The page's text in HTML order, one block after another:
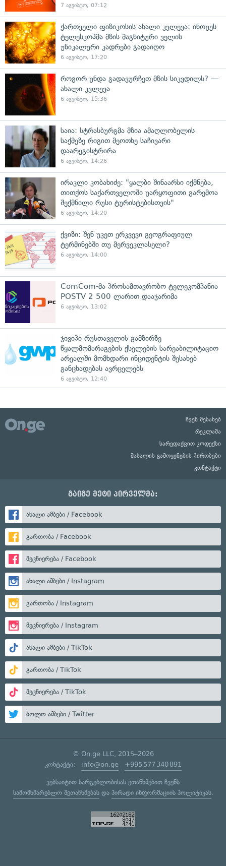
7 აგვისტო, 07:12
ქართველი ფიზიკოსის ახალი კვლევა: ინოუეს
ტელესკოპმა მზის მაგნიტური ველის
უნიკალური კადრები გადაიღო
6 აგვისტო, 17:20
როგორ უნდა გადავურჩეთ მზის სიკვდილს? —
ახალი კვლევა
6 აგვისტო, 15:36
საია: სტრასბურგმა მზია ამაღლობელის
საქმეზე რიგით მეოთხე საჩივარი
დაარეგისტრირა
6 აგვისტო, 14:26
ირაკლი კობახიძე: "ყალბი შინაარსი იქმნება,
თითქოს საქართველოში უარყოფითი გარემოა
შექმნილი რუსი ტურისტებისთვის"
6 აგვისტო, 14:20
ქვიზი: შენ უკეთ ერკვევი გეოგრაფიულ
ტერმინებში თუ მერვეკლასელი?
6 აგვისტო, 14:00
ComCom-მა პროსამთავრობო ტელეკომპანია
POSTV 2 500 ლარით დააჯარიმა
6 აგვისტო, 13:02
ჯივიპი რუსთაველის გამზირზე
წყალმომარაგების ქსელების სარეაბილიტაციო
არეალში მომხდარი ინციდენტის შესახებ
განცხადებას ავრცელებს
6 აგვისტო, 12:40
ჩვენ შესახებ
რეკლამა
სარედაქციო კოდექსი
მასალის გამოყენების პირობები
კონტაქტი
გაიგე მეტი პირველმა:
ახალი ამბები / Facebook
გართობა / Facebook
მეცნიერება / Facebook
ახალი ამბები / Instagram
გართობა / Instagram
მეცნიერება / Instagram
ახალი ამბები / TikTok
გართობა / TikTok
მეცნიერება / TikTok
ბოლო ამბები / Twitter
© On.ge LLC, 2015–2026
კონტაქტი: info@on.ge +995 577 340 891
ვებსაიტით სარგებლობისას ეთანხმებით ჩვენს
სამომხმარებლო შეთანხმებასდა პირადი ინფორმაციის პოლიტიკას.